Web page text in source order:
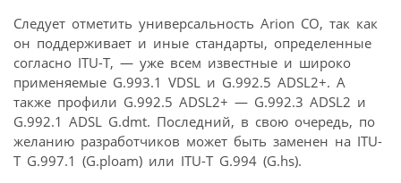
Следует отметить универсальность Arion CO, так как
он поддерживает и иные стандарты, определенные
согласно ITU-T, — уже всем известные и широко
применяемые G.993.1 VDSL и G.992.5 ADSL2+. А
также профили G.992.5 ADSL2+ — G.992.3 ADSL2 и
G.992.1 ADSL G.dmt. Последний, в свою очередь, по
желанию разработчиков может быть заменен на ITU-
T G.997.1 (G.ploam) или ITU-T G.994 (G.hs).